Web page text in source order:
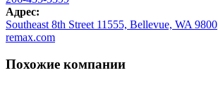
Адрес:
Southeast 8th Street 11555, Bellevue, WA 9800
remax.com
Похожие компании